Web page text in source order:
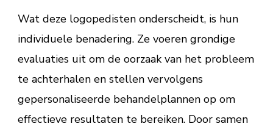
Wat deze logopedisten onderscheidt, is hun
individuele benadering. Ze voeren grondige
evaluaties uit om de oorzaak van het probleem
te achterhalen en stellen vervolgens
gepersonaliseerde behandelplannen op om
effectieve resultaten te bereiken. Door samen